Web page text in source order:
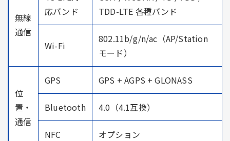
無線
通信
応バンド
TDD-LTE 各種バンド
Wi-Fi
802.11b/g/n/ac（AP/Station
モード）
位
置・
通信
GPS GPS + AGPS + GLONASS
Bluetooth 4.0（4.1互換）
NFC オプション